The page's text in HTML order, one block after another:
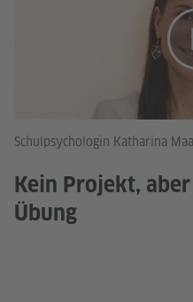
Schulpsychologin Katharina
Kein Projekt,
Übung